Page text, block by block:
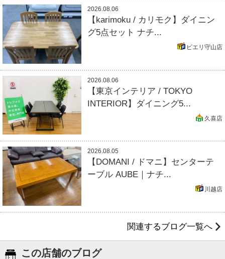
2026.08.06
【karimoku / カリモク】ダイニン
グ5点セット ナチ...
ピエリ守山店
2026.08.06
【東京インテリア / TOKYO
INTERIOR】ダイニング5...
久喜店
2026.08.05
【DOMANI / ドマニ】センターテ
ーブル AUBE｜ナチ...
川越店
関連するブログ一覧へ
この店舗のブログ